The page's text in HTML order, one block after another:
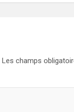
Les champs